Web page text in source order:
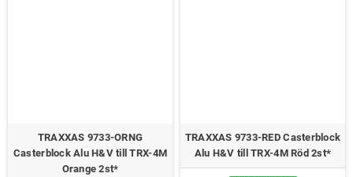
TRAXXAS 9733-ORNG
Casterblock Alu H&V till TRX-4M
Orange 2st*
TRAXXAS 9733-RED Casterblock
Alu H&V till TRX-4M Röd 2st*